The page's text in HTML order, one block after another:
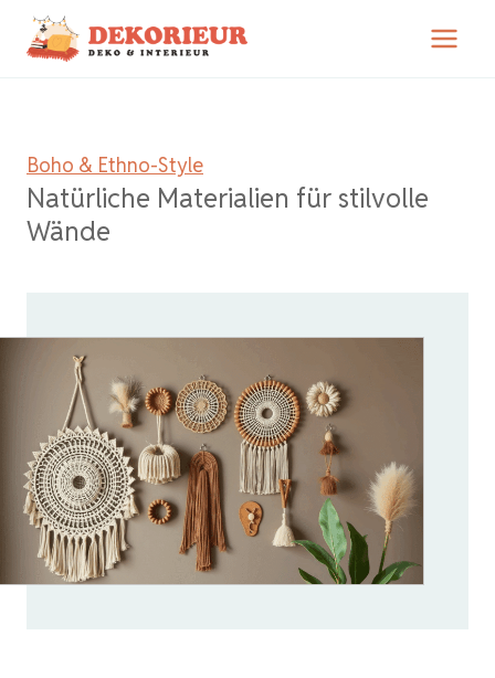
Zum
Inhalt
Boho & Ethno-Style
Natürliche Materialien für stilvolle
Wände